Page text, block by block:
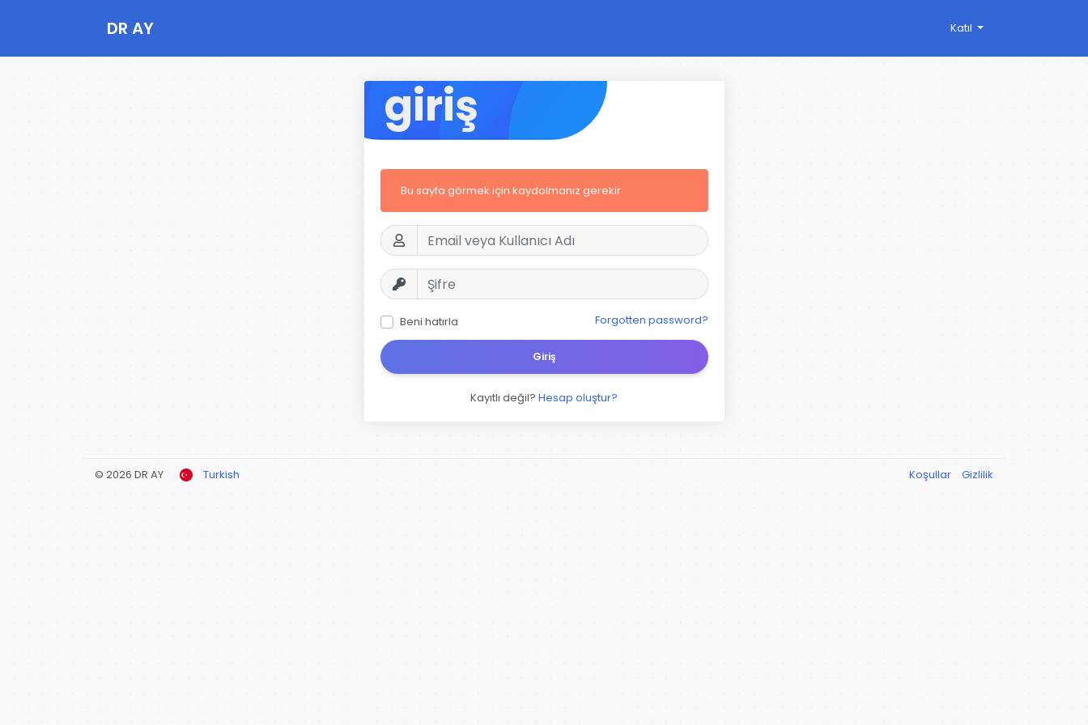
DR AY Katıl
giriş
Bu sayfa görmek için kaydolmanız gerekir
Beni hatırla Forgotten password?
Giriş
Kayıtlı değil? Hesap oluştur?
© 2026 DR AY Turkish Koşullar Gizlilik